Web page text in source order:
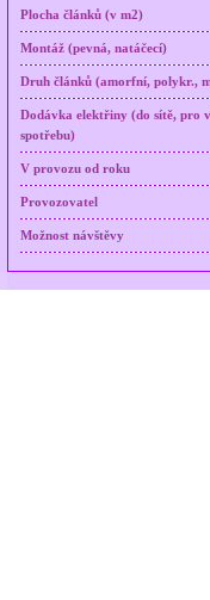
Plocha článků (v m2)
Montáž (pevná, natáčecí)
Druh článků (amorfní, polykr.,
Dodávka elektřiny (do sítě, pro
spotřebu)
V provozu od roku
Provozovatel
Možnost návštěvy